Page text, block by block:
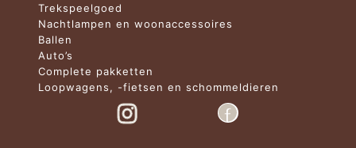
Trekspeelgoed
Nachtlampen en woonaccessoires
Ballen
Auto’s
Complete pakketten
Loopwagens, -fietsen en schommeldieren